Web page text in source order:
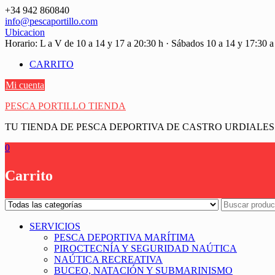
Saltar
contenido
+34 942 860840
info@pescaportillo.com
Ubicacion
Horario: L a V de 10 a 14 y 17 a 20:30 h · Sábados 10 a 14 y 17:30
CARRITO
Mi cuenta
PESCA PORTILLO TIENDA
TU TIENDA DE PESCA DEPORTIVA DE CASTRO URDIALES
0
Carrito
SERVICIOS
PESCA DEPORTIVA MARÍTIMA
PIROCTECNÍA Y SEGURIDAD NAÚTICA
NAÚTICA RECREATIVA
BUCEO, NATACIÓN Y SUBMARINISMO